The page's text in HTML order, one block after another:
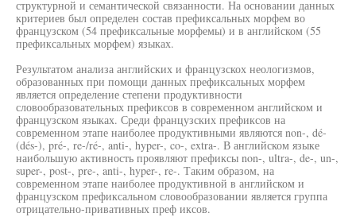
структурной и семантической связанности. На основании данных
критериев был определен состав префиксальных морфем во
французском (54 префиксальные морфемы) и в английском (55
префиксальных морфем) языках.
Результатом анализа английских и французскох неологизмов,
образованных при помощи данных префиксальных морфем
является определение степени продуктивности
словообразовательных префиксов в современном английском и
французском языках. Среди французских префиксов на
современном этапе наиболее продуктивными являются non-, dé-
(dés-), pré-, re-/ré-, anti-, hyper-, co-, extra-. В английском языке
наибольшую активность проявляют префиксы non-, ultra-, de-, un-,
super-, post-, pre-, anti-, hyper-, re-. Таким образом, на
современном этапе наиболее продуктивной в английском и
французском префиксальном словообразовании является группа
отрицательно-привативных преф иксов.